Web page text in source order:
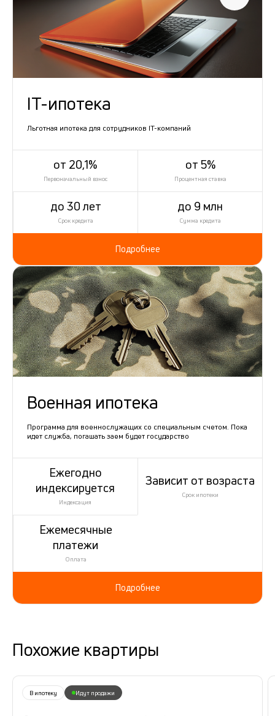
IT-ипотека
Льготная ипотека для сотрудников IT-компаний
от 20,1%
Первоначальный взнос
от 5%
Процентная ставка
до 30 лет
Срок кредита
до 9 млн
Сумма кредита
Подробнее
Военная ипотека
Программа для военнослужащих со специальным счетом. Пока
идет служба, погашать заем будет государство
Ежегодно
индексируется
Индексация
Зависит от возраста
Срок ипотеки
Ежемесячные
платежи
Оплата
Подробнее
Похожие квартиры
В ипотеку Идут продажи